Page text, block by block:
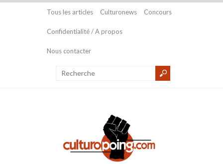
Tous les articles Culturonews Concours
Confidentialité / A propos
Nous contacter